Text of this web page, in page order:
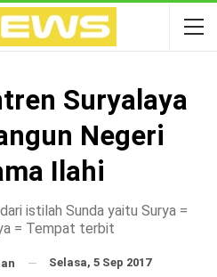
Suryalaya
Negeri
Ilahi
istilah Sunda yaitu Surya =
= Tempat terbit
Selasa, 5 Sep 2017